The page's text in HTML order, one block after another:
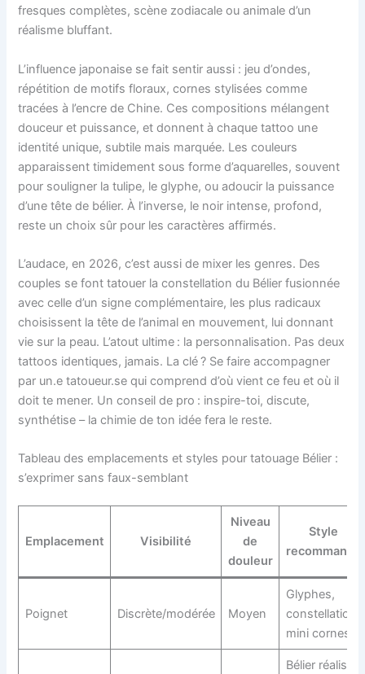
fresques complètes, scène zodiacale ou animale d’un
réalisme bluffant.
L’influence japonaise se fait sentir aussi : jeu d’ondes,
répétition de motifs floraux, cornes stylisées comme
tracées à l’encre de Chine. Ces compositions mélangent
douceur et puissance, et donnent à chaque tattoo une
identité unique, subtile mais marquée. Les couleurs
apparaissent timidement sous forme d’aquarelles, souvent
pour souligner la tulipe, le glyphe, ou adoucir la puissance
d’une tête de bélier. À l’inverse, le noir intense, profond,
reste un choix sûr pour les caractères affirmés.
L’audace, en 2026, c’est aussi de mixer les genres. Des
couples se font tatouer la constellation du Bélier fusionnée
avec celle d’un signe complémentaire, les plus radicaux
choisissent la tête de l’animal en mouvement, lui donnant
vie sur la peau. L’atout ultime : la personnalisation. Pas deux
tattoos identiques, jamais. La clé ? Se faire accompagner
par un.e tatoueur.se qui comprend d’où vient ce feu et où il
doit te mener. Un conseil de pro : inspire-toi, discute,
synthétise – la chimie de ton idée fera le reste.
Tableau des emplacements et styles pour tatouage Bélier :
s’exprimer sans faux-semblant
Emplacement Visibilité
Niveau
de
douleur
Style
recommandé
Poignet Discrète/modérée Moyen
Glyphes,
constellation,
mini cornes
Bélier réaliste,